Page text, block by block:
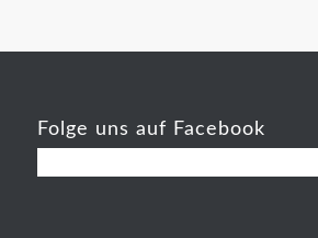
Folge uns auf Facebook